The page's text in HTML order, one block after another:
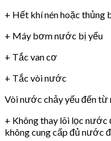
+ Hết khí nén hoặc thủng
+ Máy bơm nước bị yếu
+ Tắc van cơ
+ Tắc vòi nước
Vòi nước chảy yếu đến từ
+ Không thay lõi lọc nước
không cung cấp đủ nước